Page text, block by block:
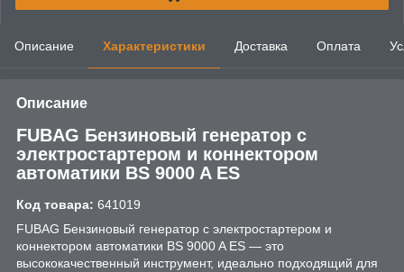
Описание Характеристики Доставка Оплата
Описание
FUBAG Бензиновый генератор с
электростартером и коннектором
автоматики BS 9000 A ES
Код товара: 641019
FUBAG Бензиновый генератор с электростартером и
коннектором автоматики BS 9000 A ES — это
высококачественный инструмент, идеально подходящий для